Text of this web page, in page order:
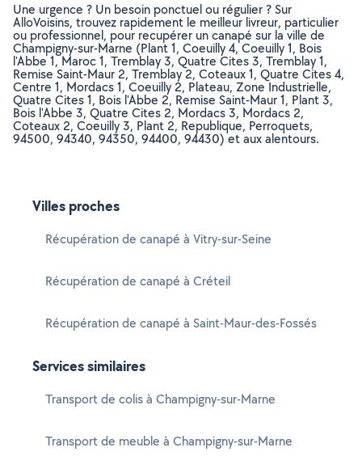
Une urgence ? Un besoin ponctuel ou régulier ? Sur
AlloVoisins, trouvez rapidement le meilleur livreur, particulier
ou professionnel, pour recupérer un canapé sur la ville de
Champigny-sur-Marne (Plant 1, Coeuilly 4, Coeuilly 1, Bois
l'Abbe 1, Maroc 1, Tremblay 3, Quatre Cites 3, Tremblay 1,
Remise Saint-Maur 2, Tremblay 2, Coteaux 1, Quatre Cites 4,
Centre 1, Mordacs 1, Coeuilly 2, Plateau, Zone Industrielle,
Quatre Cites 1, Bois l'Abbe 2, Remise Saint-Maur 1, Plant 3,
Bois l'Abbe 3, Quatre Cites 2, Mordacs 3, Mordacs 2,
Coteaux 2, Coeuilly 3, Plant 2, Republique, Perroquets,
94500, 94340, 94350, 94400, 94430) et aux alentours.
Villes proches
Récupération de canapé à Vitry-sur-Seine
Récupération de canapé à Créteil
Récupération de canapé à Saint-Maur-des-Fossés
Services similaires
Transport de colis à Champigny-sur-Marne
Transport de meuble à Champigny-sur-Marne